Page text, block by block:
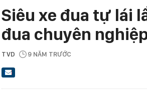
Siêu xe đua tự lái
đua chuyên
TVD 9 NĂM TRƯỚC